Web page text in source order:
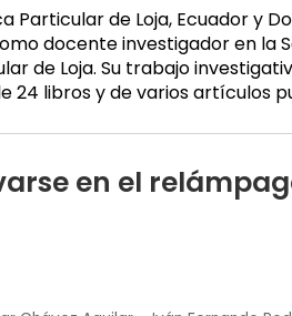
Masculinode Loja, Ecuador y
docente investigador en la
de Loja. Su trabajo
libros y de varios artículos
en el